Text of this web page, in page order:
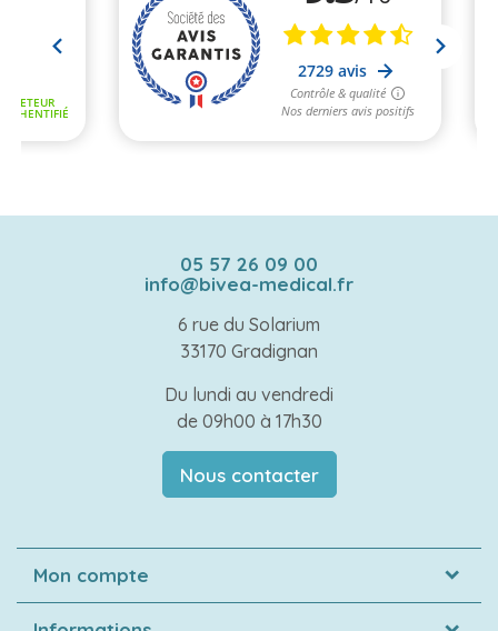
05 57 26 09 00
info@bivea-medical.fr
6 rue du Solarium
33170 Gradignan
Du lundi au vendredi
de 09h00 à 17h30
Nous contacter
Mon compte